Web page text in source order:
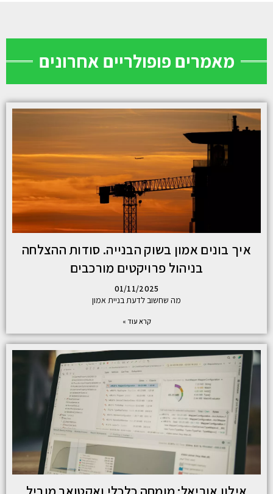
מאמרים פופולריים אחרונים
איך בונים אמון בשוק הבנייה. סודות ההצלחה
בניהול פרויקטים מורכבים
01/11/2025
מה שחשוב לדעת בניית אמון
קרא עוד »